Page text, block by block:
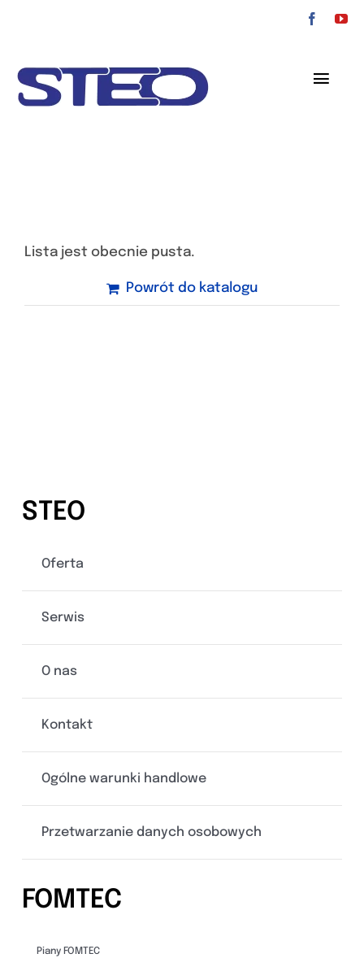
Lista jest obecnie pusta.
Powrót do katalogu
STEO
Oferta
Serwis
O nas
Kontakt
Ogólne warunki handlowe
Przetwarzanie danych osobowych
FOMTEC
Piany FOMTEC